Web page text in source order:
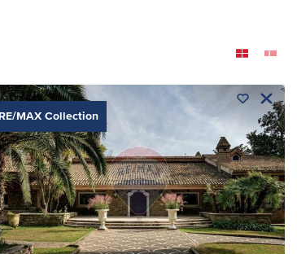
RE/MAX Collection